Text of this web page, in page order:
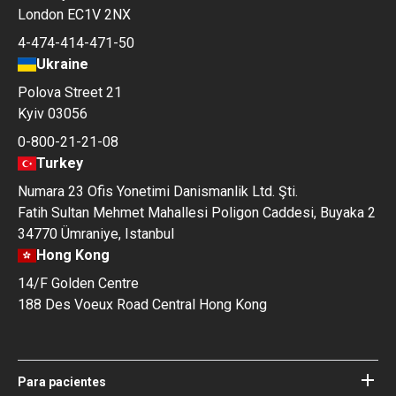
London EC1V 2NX
4-474-414-471-50
Ukraine
Polova Street 21
Kyiv 03056
0-800-21-21-08
Turkey
Numara 23 Ofis Yonetimi Danismanlik Ltd. Şti.
Fatih Sultan Mehmet Mahallesi Poligon Caddesi, Buyaka 2
34770 Ümraniye, Istanbul
Hong Kong
14/F Golden Centre
188 Des Voeux Road Central Hong Kong
Para pacientes